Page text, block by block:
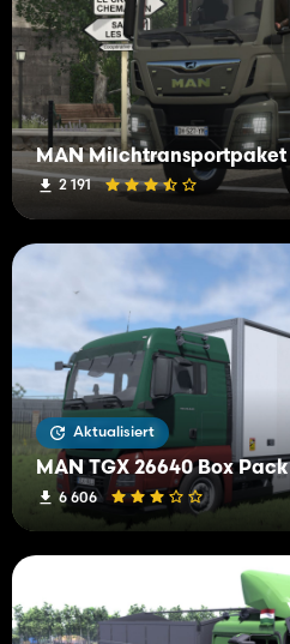
MAN Milchtransportpaket
2 191
Aktualisiert
MAN TGX 26640 Box Pack
6 606